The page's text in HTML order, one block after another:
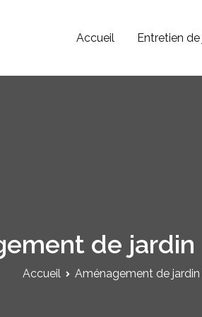
Accueil Entretien de
de
Accueil Aménagement de